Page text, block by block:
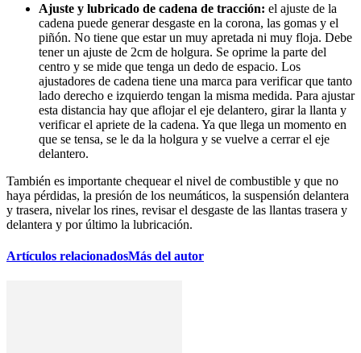
Ajuste y lubricado de cadena de tracción: el ajuste de la
cadena puede generar desgaste en la corona, las gomas y el
piñón. No tiene que estar un muy apretada ni muy floja. Debe
tener un ajuste de 2cm de holgura. Se oprime la parte del
centro y se mide que tenga un dedo de espacio. Los
ajustadores de cadena tiene una marca para verificar que tanto
lado derecho e izquierdo tengan la misma medida. Para ajustar
esta distancia hay que aflojar el eje delantero, girar la llanta y
verificar el apriete de la cadena. Ya que llega un momento en
que se tensa, se le da la holgura y se vuelve a cerrar el eje
delantero.
También es importante chequear el nivel de combustible y que no
haya pérdidas, la presión de los neumáticos, la suspensión delantera
y trasera, nivelar los rines, revisar el desgaste de las llantas trasera y
delantera y por último la lubricación.
Artículos relacionadosMás del autor